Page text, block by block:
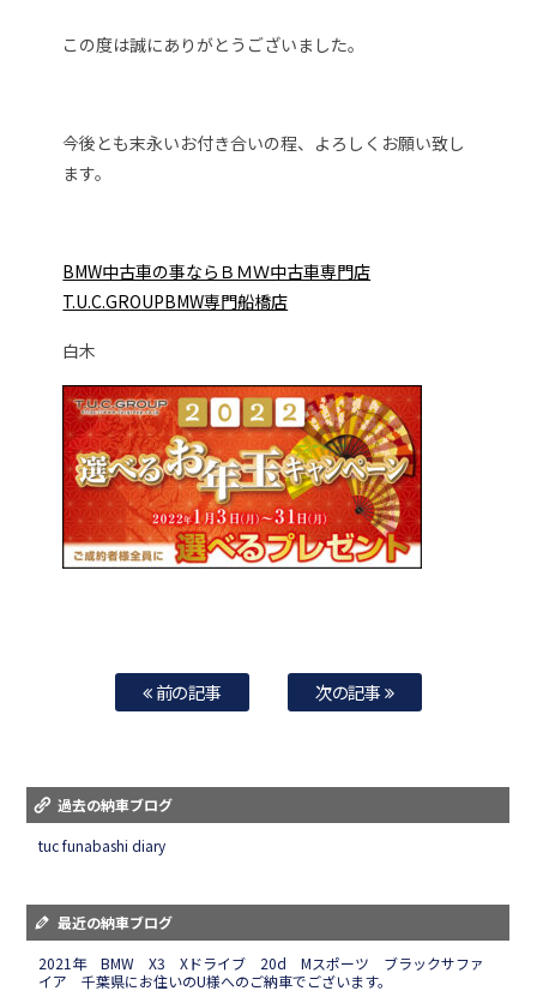
この度は誠にありがとうございました。
今後とも末永いお付き合いの程、よろしくお願い致し
ます。
BMW中古車の事ならＢＭＷ中古車専門店
T.U.C.GROUPBMW専門船橋店
白木
前の記事 次の記事
過去の納車ブログ
tuc funabashi diary
最近の納車ブログ
2021年 BMW X3 Xドライブ 20d Mスポーツ ブラックサファ
イア 千葉県にお住いのU様へのご納車でございます。